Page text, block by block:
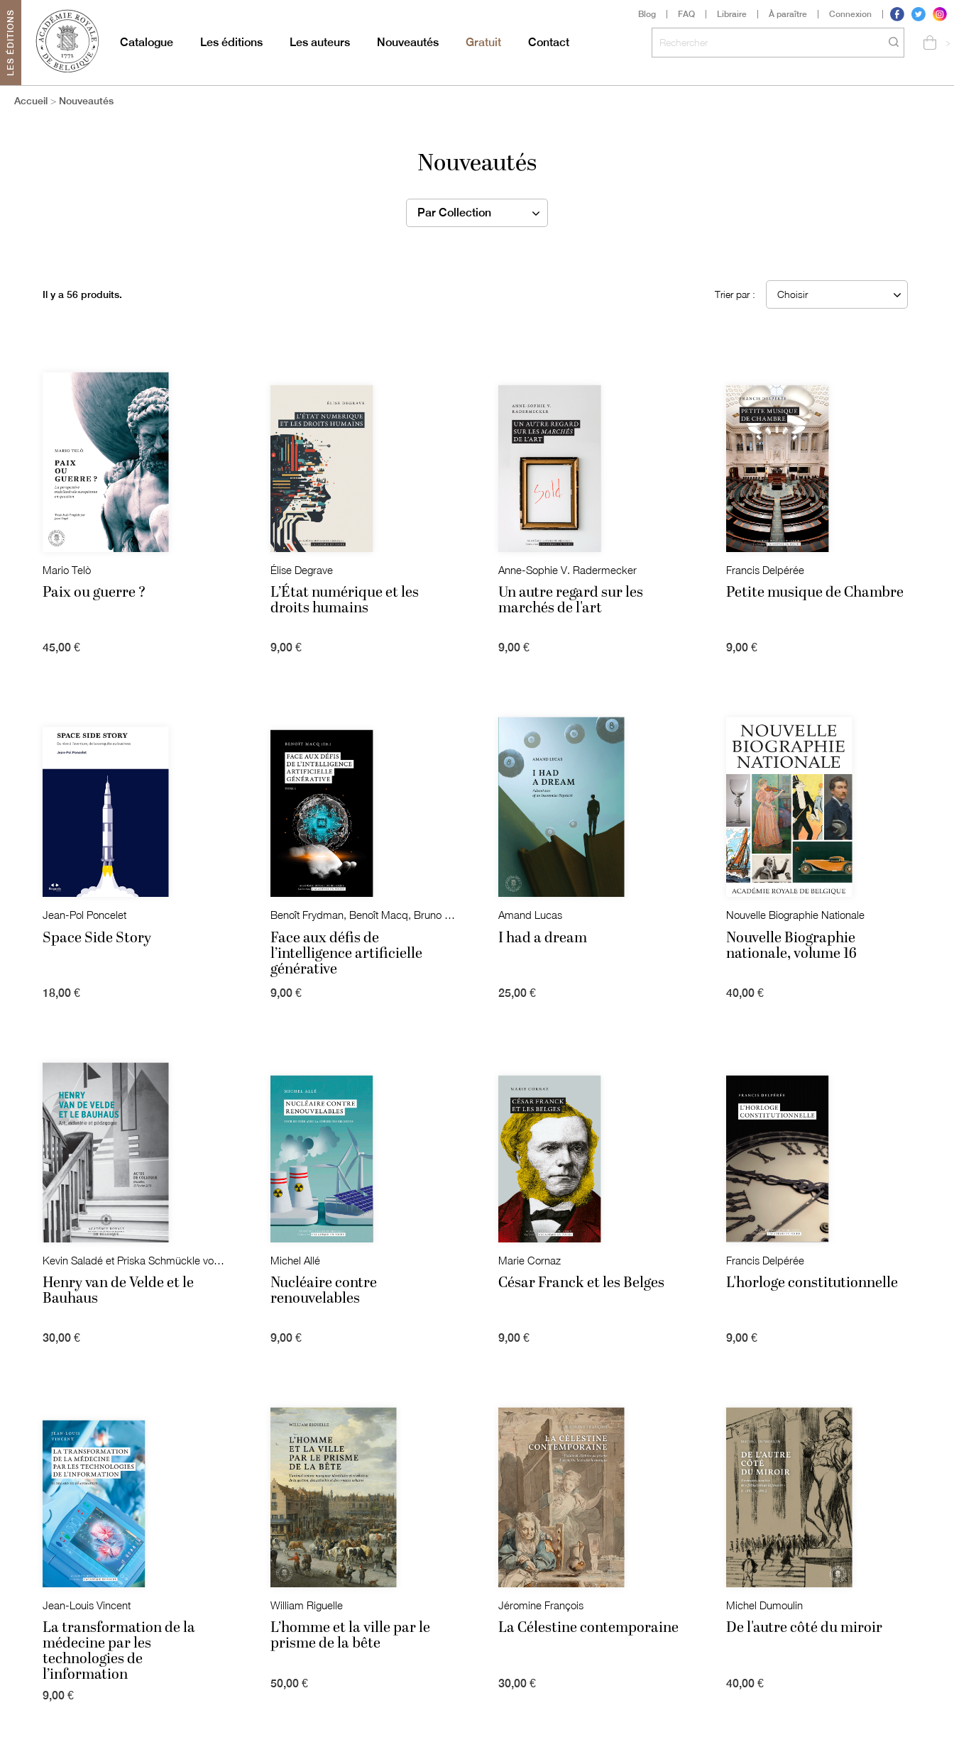
Blog FAQ Libraire À paraître Connexion
LES ÉDITIONS Catalogue Les éditions Les auteurs Nouveautés Gratuit Contact >
Accueil Nouveautés
Nouveautés
Par Collection
Il y a 56 produits. Trier par : Choisir
Mario Telò
Paix ou guerre ?
45,00 €
Élise Degrave
L’État numérique et les
droits humains
9,00 €
Anne-Sophie V. Radermecker
Un autre regard sur les
marchés de l'art
9,00 €
Francis Delpérée
Petite musique de Chambre
9,00 €
Jean-Pol Poncelet
Space Side Story
18,00 €
Benoît Frydman, Benoît Macq, Bruno Colmant, Catheline Périer-D'Ieteren David Restrepo Amariles, Hugues Bersini
Face aux défis de
l’intelligence artificielle
générative
9,00 €
Amand Lucas
I had a dream
25,00 €
Nouvelle Biographie Nationale
Nouvelle Biographie
nationale, volume 16
40,00 €
Kevin Saladé et Priska Schmückle von Minckwitz (éd.)
Henry van de Velde et le
Bauhaus
30,00 €
Michel Allé
Nucléaire contre
renouvelables
9,00 €
Marie Cornaz
César Franck et les Belges
9,00 €
Francis Delpérée
L'horloge constitutionnelle
9,00 €
Jean-Louis Vincent
La transformation de la
médecine par les
technologies de
l’information
9,00 €
William Riguelle
L’homme et la ville par le
prisme de la bête
50,00 €
Jéromine François
La Célestine contemporaine
30,00 €
Michel Dumoulin
De l'autre côté du miroir
40,00 €